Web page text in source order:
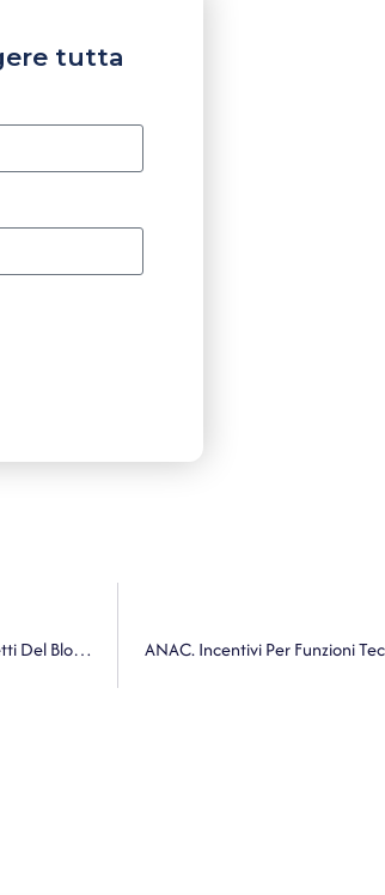
tutta
Garante Privacy. CrowdStrike: Il Garante Privacy Avvia Accertamenti Sugli Effetti Del Blocco Informatico ANAC. Incentivi Per Funzioni